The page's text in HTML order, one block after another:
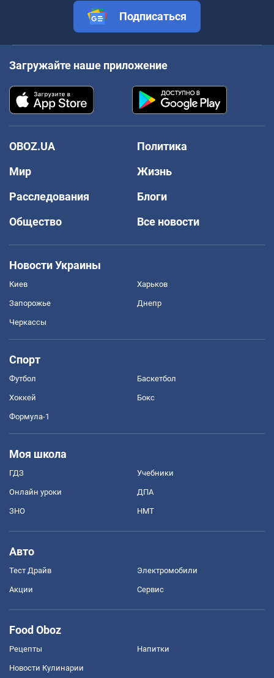
Подписаться
Загружайте наше приложение
OBOZ.UA
Политика
Мир
Жизнь
Расследования
Блоги
Общество
Все новости
Новости Украины
Киев Харьков
Запорожье Днепр
Черкассы
Спорт
Футбол Баскетбол
Хоккей Бокс
Формула-1
Моя школа
ГДЗ Учебники
Онлайн уроки ДПА
ЗНО НМТ
Авто
Тест Драйв Электромобили
Акции Сервис
Food Oboz
Рецепты Напитки
Новости Кулинарии